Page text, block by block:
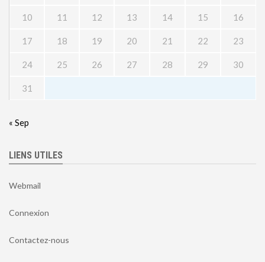
10 11 12 13 14 15 16
17 18 19 20 21 22 23
24 25 26 27 28 29 30
31
« Sep
LIENS UTILES
Webmail
Connexion
Contactez-nous